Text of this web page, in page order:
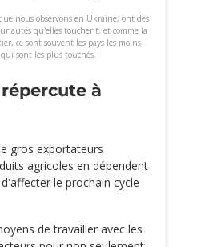
nous observons en Ukraine, ont des
qu'elles touchent, et comme la
ce sont souvent les pays les moins
qui sont les plus touchés.
à
gros exportateurs
agricoles en dépendent
le prochain cycle
de travailler avec les